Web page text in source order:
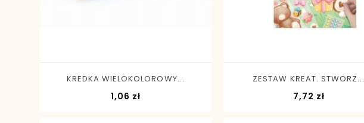
KREDKA WIELOKOLOROWY...
1,06 złCena
ZESTAW KREAT. STWORZ...
7,72 złCena